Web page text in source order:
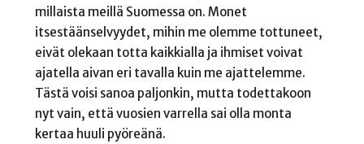
millaista meillä Suomessa on. Monet
itsestäänselvyydet, mihin me olemme tottuneet,
eivät olekaan totta kaikkialla ja ihmiset voivat
ajatella aivan eri tavalla kuin me ajattelemme.
Tästä voisi sanoa paljonkin, mutta todettakoon
nyt vain, että vuosien varrella sai olla monta
kertaa huuli pyöreänä.